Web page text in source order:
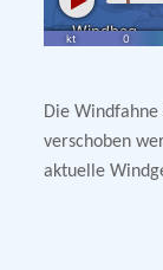
Die
verschoben
aktuelle